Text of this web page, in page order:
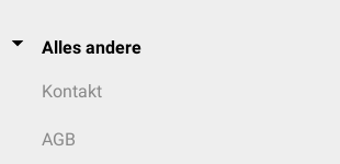
Alles andere
Kontakt
AGB